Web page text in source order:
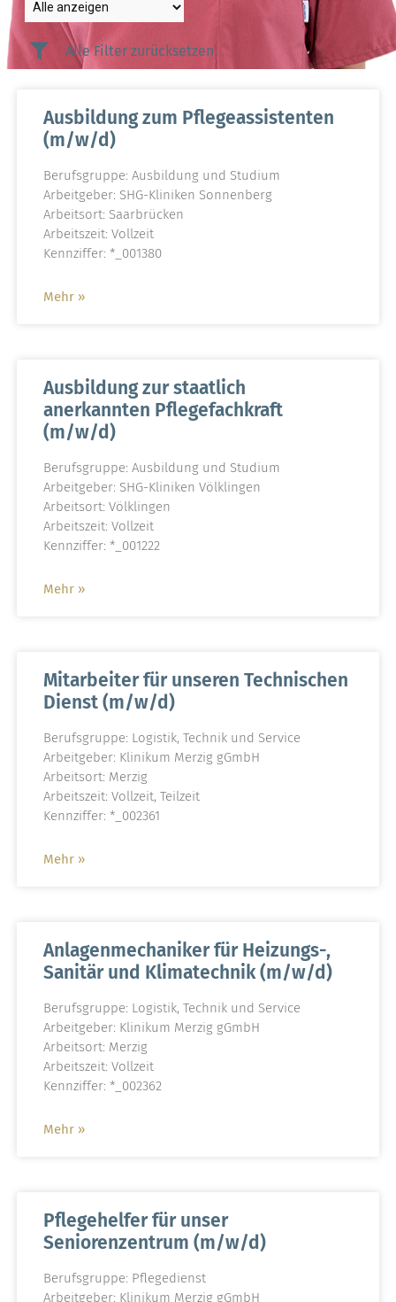
Alle Filter zurücksetzen
Ausbildung zum Pflegeassistenten
(m/w/d)
Berufsgruppe: Ausbildung und Studium
Arbeitgeber: SHG-Kliniken Sonnenberg
Arbeitsort: Saarbrücken
Arbeitszeit: Vollzeit
Kennziffer: *_001380
Mehr »
Ausbildung zur staatlich
anerkannten Pflegefachkraft
(m/w/d)
Berufsgruppe: Ausbildung und Studium
Arbeitgeber: SHG-Kliniken Völklingen
Arbeitsort: Völklingen
Arbeitszeit: Vollzeit
Kennziffer: *_001222
Mehr »
Mitarbeiter für unseren Technischen
Dienst (m/w/d)
Berufsgruppe: Logistik, Technik und Service
Arbeitgeber: Klinikum Merzig gGmbH
Arbeitsort: Merzig
Arbeitszeit: Vollzeit, Teilzeit
Kennziffer: *_002361
Mehr »
Anlagenmechaniker für Heizungs-,
Sanitär und Klimatechnik (m/w/d)
Berufsgruppe: Logistik, Technik und Service
Arbeitgeber: Klinikum Merzig gGmbH
Arbeitsort: Merzig
Arbeitszeit: Vollzeit
Kennziffer: *_002362
Mehr »
Pflegehelfer für unser
Seniorenzentrum (m/w/d)
Berufsgruppe: Pflegedienst
Arbeitgeber: Klinikum Merzig gGmbH